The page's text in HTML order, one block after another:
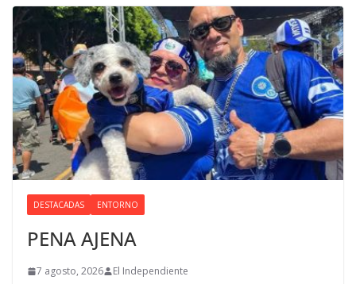
DESTACADAS ENTORNO
PENA AJENA
7 agosto, 2026 El Independiente